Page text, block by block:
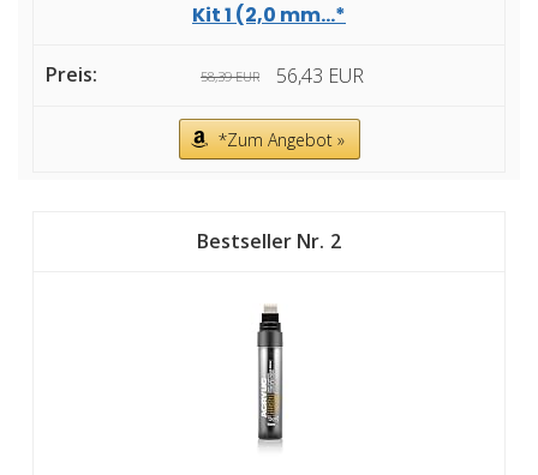
Kit 1 (2,0 mm...*
58,39 EUR 56,43 EUR
*Zum Angebot »
2